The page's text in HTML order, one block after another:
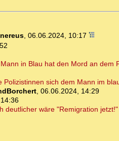
nereus, 06.06.2024, 10:17
in Blau hat den Mord an
sich dem Mann im
, 06.06.2024, 14:29
deutlicher wäre "Remigration